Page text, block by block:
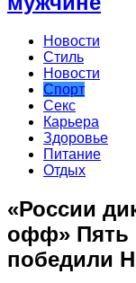
Новости
Стиль
Новости
Спорт
Секс
Карьера
Здоровье
Питание
Отдых
«России
офф» Пять
победили